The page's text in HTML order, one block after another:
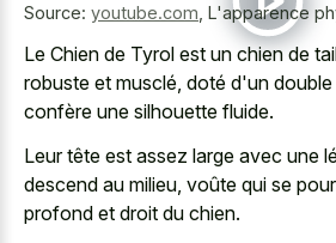
Source: youtube.com L'apparence
Le Chien de Tyrol est un chien de
robuste et musclé, doté d'un
confère une silhouette fluide.
Leur tête est assez large avec une
descend au milieu, voûte qui se
profond et droit du chien.